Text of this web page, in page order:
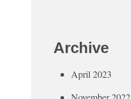
Archive
April 2023